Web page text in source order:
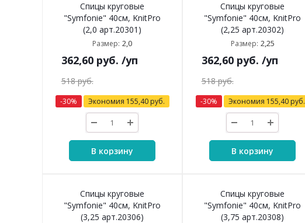
Спицы круговые
"Symfonie" 40см, KnitPro
(2,0 арт.20301)
Размер: 2,0
362,60руб. /уп
518руб.
-30% Экономия 155,40руб.
В корзину
Спицы круговые
"Symfonie" 40см, KnitPro
(2,25 арт.20302)
Размер: 2,25
362,60руб. /уп
518руб.
-30% Экономия 155,40руб.
В корзину
Спицы круговые
"Symfonie" 40см, KnitPro
(3,25 арт.20306)
Спицы круговые
"Symfonie" 40см, KnitPro
(3,75 арт.20308)